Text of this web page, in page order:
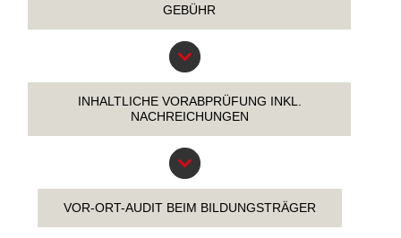
GEBÜHR
INHALTLICHE VORABPRÜFUNG INKL.
NACHREICHUNGEN
VOR-ORT-AUDIT BEIM BILDUNGSTRÄGER